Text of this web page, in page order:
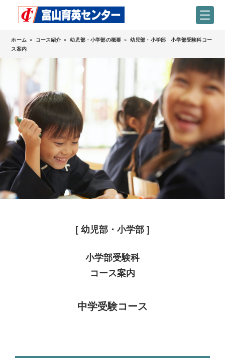
ホーム » コース紹介 » 幼児部・小学部の概要 » 幼児部・小学部 小学部受験科コー
ス案内
[ 幼児部・小学部 ]
小学部受験科
コース案内
中学受験コース